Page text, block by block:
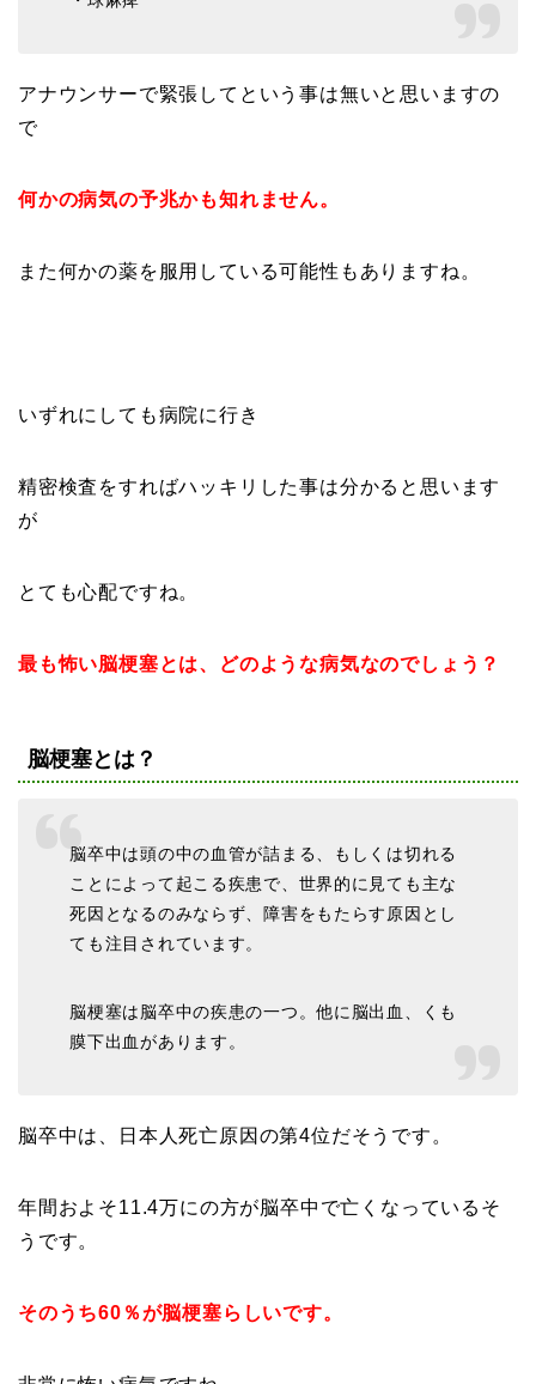
アナウンサーで緊張してという事は無いと思いますの
で
何かの病気の予兆かも知れません。
また何かの薬を服用している可能性もありますね。
いずれにしても病院に行き
精密検査をすればハッキリした事は分かると思います
が
とても心配ですね。
最も怖い脳梗塞とは、どのような病気なのでしょう？
脳梗塞とは？
脳卒中は頭の中の血管が詰まる、もしくは切れる
ことによって起こる疾患で、世界的に見ても主な
死因となるのみならず、障害をもたらす原因とし
ても注目されています。
脳梗塞は脳卒中の疾患の一つ。他に脳出血、くも
膜下出血があります。
脳卒中は、日本人死亡原因の第4位だそうです。
年間およそ11.4万にの方が脳卒中で亡くなっているそ
うです。
そのうち60％が脳梗塞らしいです。